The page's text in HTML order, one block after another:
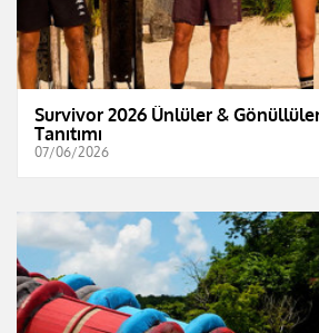
Survivor 2026 Ünlüler &
Tanıtımı
07/06/2026